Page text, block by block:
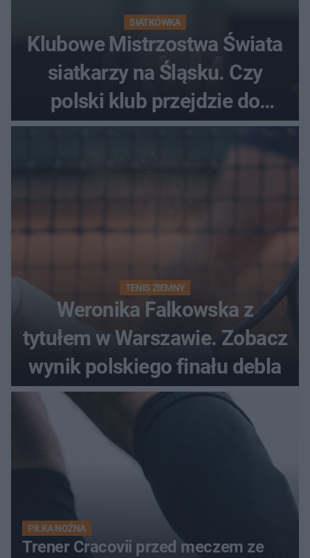
SIATKÓWKA
Klubowe Mistrzostwa Świata
siatkarzy na Śląsku. Czy
polski klub przejdzie do
historii
TENIS ZIEMNY
Weronika Falkowska z
tytułem w Warszawie. Zobacz
wynik polskiego finału debla
PIŁKA NOŻNA
Trener Cracovii przed meczem ze